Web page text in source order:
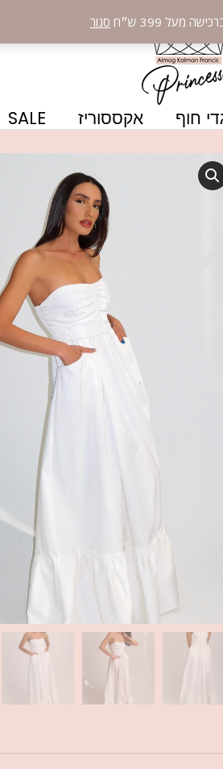
מעל 399 ש״ח סגור
חוף אקססוריז SALE